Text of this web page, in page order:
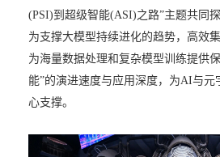
(PSI)到超级智能(ASI)之路”主题共同
为支撑大模型持续进化的趋势，高效
为海量数据处理和复杂模型训练提供
能”的演进速度与应用深度，为AI与元
心支撑。